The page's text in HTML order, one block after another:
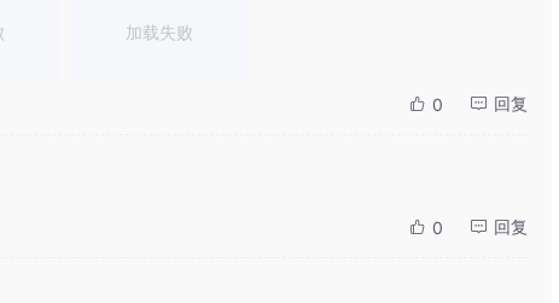
加载失败
0 回复
0 回复